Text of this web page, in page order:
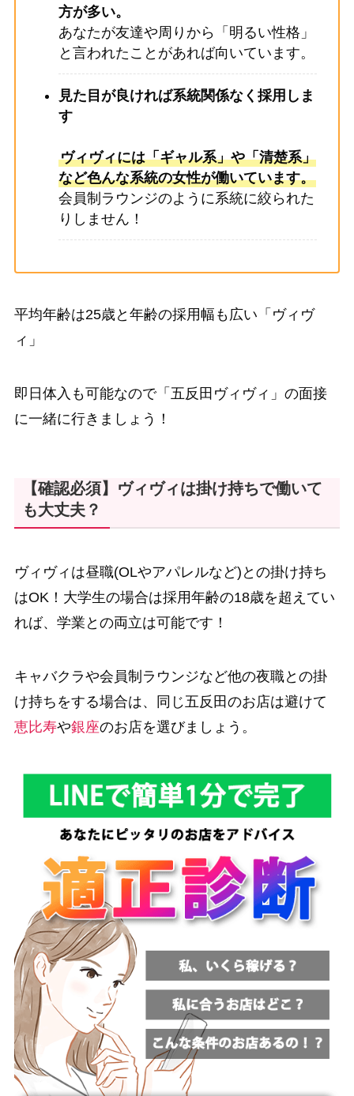
方が多い。
あなたが友達や周りから「明るい性格」
と言われたことがあれば向いています。
見た目が良ければ系統関係なく採用しま
す
ヴィヴィには「ギャル系」や「清楚系」
など色んな系統の女性が働いています。
会員制ラウンジのように系統に絞られた
りしません！
平均年齢は25歳と年齢の採用幅も広い「ヴィヴ
ィ」
即日体入も可能なので「五反田ヴィヴィ」の面接
に一緒に行きましょう！
【確認必須】ヴィヴィは掛け持ちで働いて
も大丈夫？
ヴィヴィは昼職(OLやアパレルなど)との掛け持ち
はOK！大学生の場合は採用年齢の18歳を超えてい
れば、学業との両立は可能です！
キャバクラや会員制ラウンジなど他の夜職との掛
け持ちをする場合は、同じ五反田のお店は避けて
恵比寿や銀座のお店を選びましょう。